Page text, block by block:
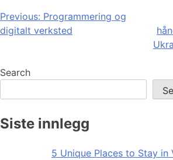
Post
navigation
Previous: Programmering og
digitalt verksted
Search
Siste innlegg
5 Unique Places to Stay in